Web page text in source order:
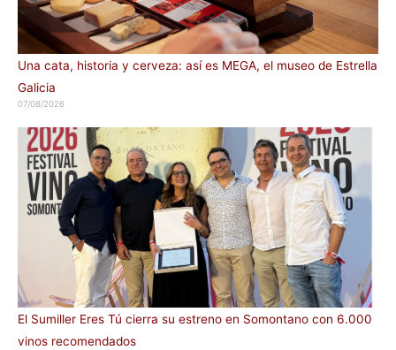
Una cata, historia y cerveza: así es MEGA, el museo de Estrella
Galicia
07/08/2026
El Sumiller Eres Tú cierra su estreno en Somontano con 6.000
vinos recomendados